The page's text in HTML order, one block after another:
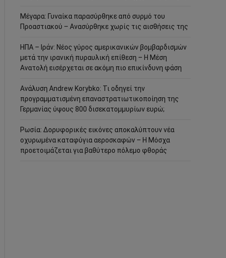
Μέγαρα: Γυναίκα παρασύρθηκε από συρμό του
Προαστιακού – Ανασύρθηκε χωρίς τις αισθήσεις της
ΗΠΑ – Ιράν: Νέος γύρος αμερικανικών βομβαρδισμών
μετά την ιρανική πυραυλική επίθεση – Η Μέση
Ανατολή εισέρχεται σε ακόμη πιο επικίνδυνη φάση
Ανάλυση Andrew Korybko: Τι οδηγεί την
προγραμματισμένη επαναστρατιωτικοποίηση της
Γερμανίας ύψους 800 δισεκατομμυρίων ευρώ;
Ρωσία: Δορυφορικές εικόνες αποκαλύπτουν νέα
οχυρωμένα καταφύγια αεροσκαφών – Η Μόσχα
προετοιμάζεται για βαθύτερο πόλεμο φθοράς